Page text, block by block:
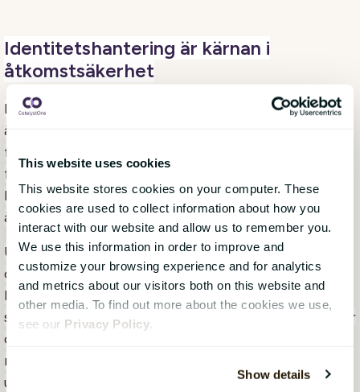
This website uses cookies
This website stores cookies on your computer. These
cookies are used to collect information about how you
interact with our website and allow us to remember you.
We use this information in order to improve and
customize your browsing experience and for analytics
and metrics about our visitors both on this website and
other media. To find out more about the cookies we use,
see our Privacy Policy
Show details
Identitetshantering är kärnan i
åtkomstsäkerhet
Det är ingen mening att använda identitet för
åtkomst och säkerhet om du inte har ett bra system
för att hantera identifierande data. Mellanstora
företag har i genomsnitt upp till femtio olika IT-
lösningar som deras anställda behöver olika
åtkomstnivåer, vissa med flera roller.
Utan ett system för att hantera onboarding,
offboarding och intern förflyttning kan
licenskostnaderna och risken för
säkerhetsöverträdelser hamna utanför kontroll. Det är
oerhört svårt och tidskrävande att hantera detta
manuellt; vad du behöver är ett HR-system som
upprätthåller masterdatakvalitet och som kan